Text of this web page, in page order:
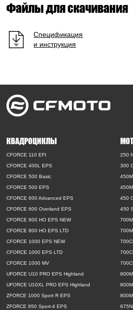
Файлы для скачивания
Спецификация
и инструкция
КВАДРОЦИКЛЫ
CFORCE 110 EFI
CFORCE 400L EPS
CFORCE 500 Basic
CFORCE 500 EPS
CFORCE 600 Advanced EPS
CFORCE 600 Overland EPS
CFORCE 800 HO EPS NEW
CFORCE 800 HO EPS LTD
CFORCE 1000 EPS NEW
CFORCE 1000 EPS LTD
CFORCE 1000 MV
UFORCE U10 PRO EPS Highland
UFORCE U10XL PRO EPS Highland
ZFORCE 1000 Sport R EPS
ZFORCE 950 Sport-4 EPS
250
300
450
450